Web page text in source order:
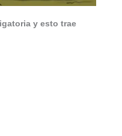
y esto trae